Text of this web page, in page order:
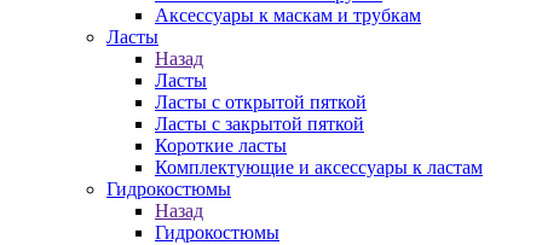
Аксессуары к маскам и трубкам
Ласты
Назад
Ласты
Ласты с открытой пяткой
Ласты с закрытой пяткой
Короткие ласты
Комплектующие и аксессуары к ластам
Гидрокостюмы
Назад
Гидрокостюмы